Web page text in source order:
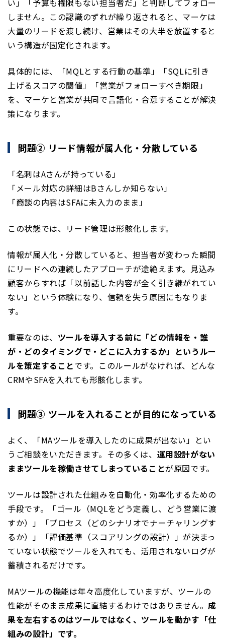
しません。この認識のずれが繰り返されると、マーケは
大量のリードを渡し続け、営業はその大半を放置すると
いう構造が固定化されます。
具体的には、「MQLとする行動の基準」「SQLに引き
上げるスコアの閾値」「営業がフォローすべき期限」
を、マーケと営業が共同で言語化・合意することが解決
策になります。
問題② リード情報が属人化・分散している
「名刺はAさんが持っている」
「メール対応の詳細はBさんしか知らない」
「商談の内容はSFAに未入力のまま」
この状態では、リード管理は形骸化します。
情報が属人化・分散していると、担当者が変わった瞬間
にリードへの連続したアプローチが途絶えます。見込み
顧客からすれば「以前話した内容が全く引き継がれてい
ない」という体験になり、信頼を失う原因にもなりま
す。
重要なのは、 ツールを導入する前に「どの情報を・誰
が・どのタイミングで・どこに入力するか」というルー
ルを策定することです。このルールがなければ、どんな
CRMやSFAを入れても形骸化します。
問題③ ツールを入れることが目的になっている
よく、「MAツールを導入したのに成果が出ない」とい
うご相談をいただきます。その多くは、 運用設計がない
ままツールを稼働させてしまっていることが原因です。
ツールは設計された仕組みを自動化・効率化するための
手段です。「ゴール（MQLをどう定義し、どう営業に渡
すか）」「プロセス（どのシナリオでナーチャリングす
るか）」「評価基準（スコアリングの設計）」が決まっ
ていない状態でツールを入れても、活用されないログが
蓄積されるだけです。
MAツールの機能は年々高度化していますが、ツールの
性能がそのまま成果に直結するわけではありません。 成
果を左右するのはツールではなく、ツールを動かす「仕
組みの設計」です。